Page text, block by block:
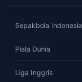
Sepakbola Indonesia
Piala Dunia
Liga Inggris